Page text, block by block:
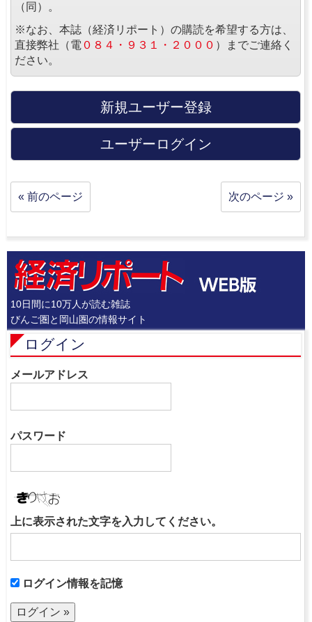
（同）。
※なお、本誌（経済リポート）の購読を希望する方は、
直接弊社（電 ０８４・９３１・２０００ ）までご連絡く
ださい。
新規ユーザー登録
ユーザーログイン
« 前のページ 次のページ »
10日間に10万人が読む雑誌
びんご圏と岡山圏の情報サイト
ログイン
メールアドレス
パスワード
上に表示された文字を入力してください。
ログイン情報を記憶